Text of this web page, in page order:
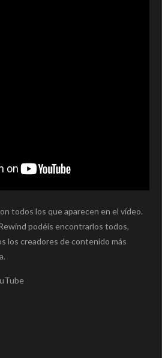
todos los que aparecen en el vídeo.
podéis encontrarlos todos,
los creadores de contenido más